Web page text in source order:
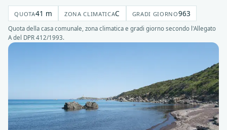
QUOTA41 m ZONA CLIMATICAC GRADI GIORNO963
Quota della casa comunale, zona climatica e gradi giorno secondo l'Allegato
A del DPR 412/1993.